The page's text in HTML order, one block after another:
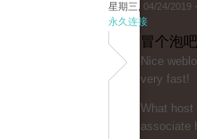
星期三, 04/24/2019
永久连接
冒个泡
Niϲe
very fast!
What host
associаte